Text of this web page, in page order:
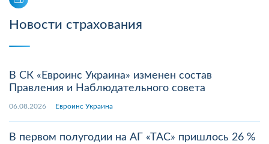
Новости страхования
В СК «Евроинс Украина» изменен состав
Правления и Наблюдательного совета
06.08.2026 Евроинс Украина
В первом полугодии на АГ «ТАС» пришлось 26 %